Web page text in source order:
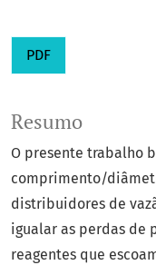
PDF
Resumo
O presente trabalho
comprimento/
distribuidores de
igualar as perdas de
reagentes que